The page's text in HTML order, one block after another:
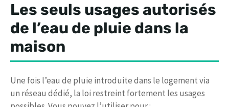
Les seuls usages autorisés
de l’eau de pluie dans la
maison
Une fois l’eau de pluie introduite dans le logement via
un réseau dédié, la loi restreint fortement les usages